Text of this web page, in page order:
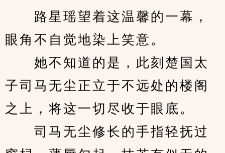
路星瑶望着这温馨的一幕，
眼角不自觉地染上笑意。
她不知道的是，此刻楚国太
子司马无尘正立于不远处的楼阁
之上，将这一切尽收于眼底。
司马无尘修长的手指轻抚过